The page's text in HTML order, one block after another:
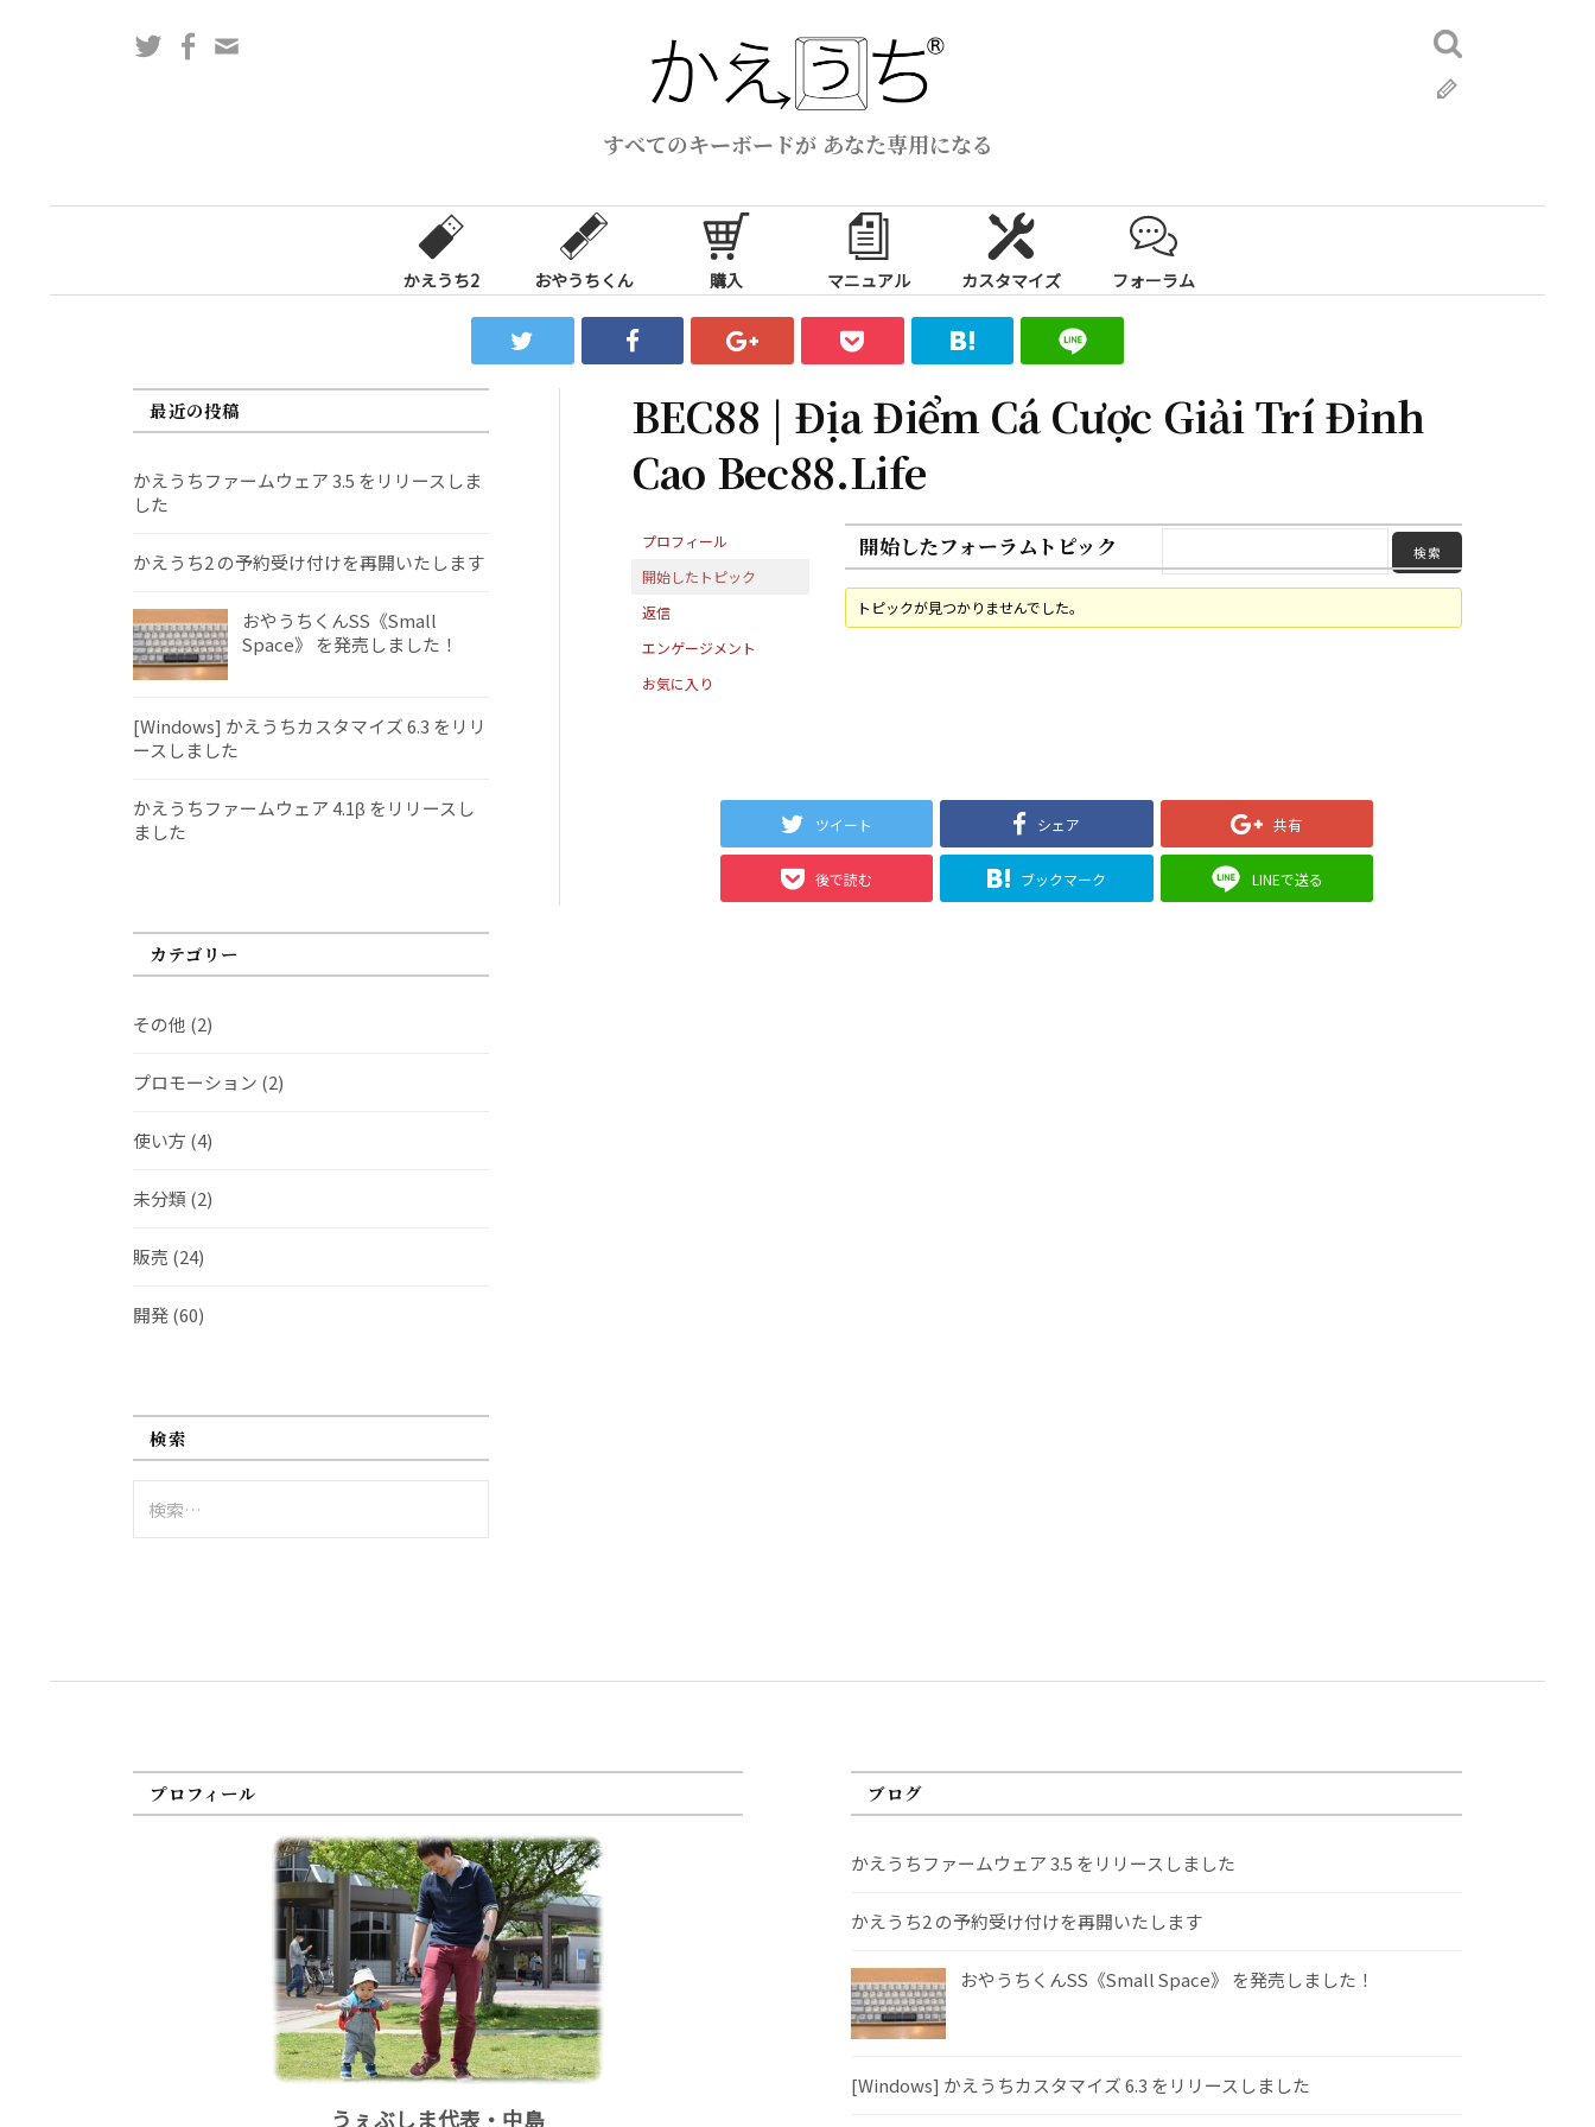
ス
すべてのキーボードが あなた専用になる
TwitterFacebook
検
索:
かえうち2 おやうちくん 購入 マニュアル カスタマイズ フォーラム
BEC88 | Địa Điểm Cá Cược Giải Trí Đỉnh
Cao Bec88.Life
プロフィール
開始したトピック
返信
エンゲージメント
お気に入り
開始したフォーラムトピック
トピックが見つかりませんでした。
ツイート シェア 共有
後で読む ブックマーク LINEで送る
最近の投稿
かえうちファームウェア 3.5 をリリースしま
した
かえうち2 の予約受け付けを再開いたします
おやうちくんSS《Small
Space》 を発売しました！
[Windows] かえうちカスタマイズ 6.3 をリリ
ースしました
かえうちファームウェア 4.1β をリリースし
ました
カテゴリー
その他 (2)
プロモーション (2)
使い方 (4)
未分類 (2)
販売 (24)
開発(60)
検索
索:
プロフィール
うぇぶしま代表・中島
ブログ
かえうちファームウェア 3.5 をリリースしました
かえうち2 の予約受け付けを再開いたします
おやうちくんSS《Small Space》 を発売しました！
[Windows] かえうちカスタマイズ 6.3 をリリースしました